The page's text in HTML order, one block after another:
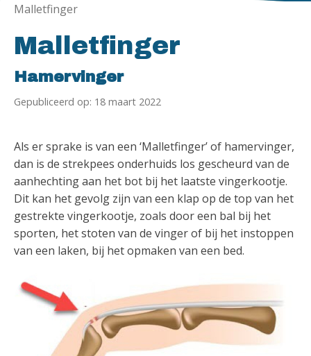
Malletfinger
Malletfinger
Hamervinger
Gepubliceerd op: 18 maart 2022
Als er sprake is van een ‘Malletfinger’ of hamervinger,
dan is de strekpees onderhuids los gescheurd van de
aanhechting aan het bot bij het laatste vingerkootje.
Dit kan het gevolg zijn van een klap op de top van het
gestrekte vingerkootje, zoals door een bal bij het
sporten, het stoten van de vinger of bij het instoppen
van een laken, bij het opmaken van een bed.